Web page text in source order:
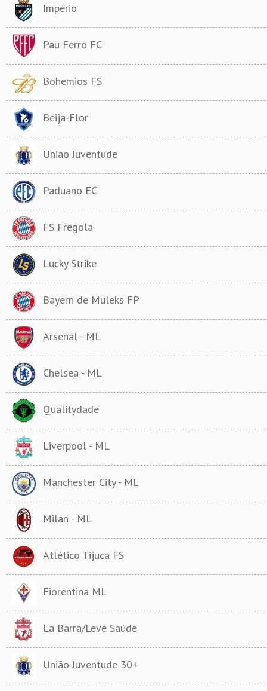
Império
Pau Ferro FC
Bohemios FS
Beija-Flor
União Juventude
Paduano EC
FS Fregola
Lucky Strike
Bayern de Muleks FP
Arsenal - ML
Chelsea - ML
Qualitydade
Liverpool - ML
Manchester City - ML
Milan - ML
Atlético Tijuca FS
Fiorentina ML
La Barra/Leve Saúde
União Juventude 30+